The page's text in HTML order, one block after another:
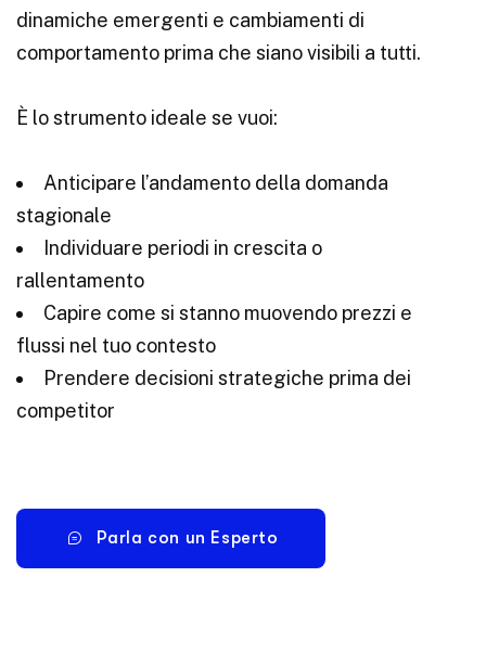
dinamiche emergenti e cambiamenti di
comportamento prima che siano visibili a tutti.
È lo strumento ideale se vuoi:
Anticipare l’andamento della domanda
stagionale
Individuare periodi in crescita o
rallentamento
Capire come si stanno muovendo prezzi e
flussi nel tuo contesto
Prendere decisioni strategiche prima dei
competitor
Parla con un Esperto